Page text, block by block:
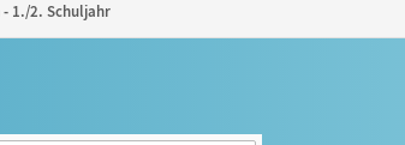
- 1./2. Schuljahr